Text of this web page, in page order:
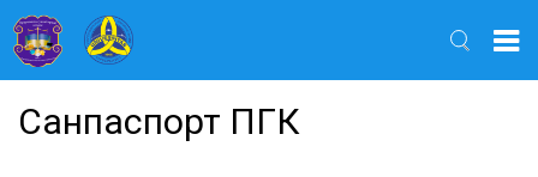
Санпаспорт ПГК